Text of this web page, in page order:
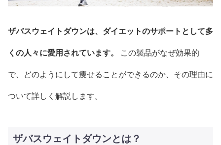
ザバスウェイトダウンは、ダイエットのサポートとして多
くの人々に愛用されています。 この製品がなぜ効果的
で、どのようにして痩せることができるのか、その理由に
ついて詳しく解説します。
ザバスウェイトダウンとは？